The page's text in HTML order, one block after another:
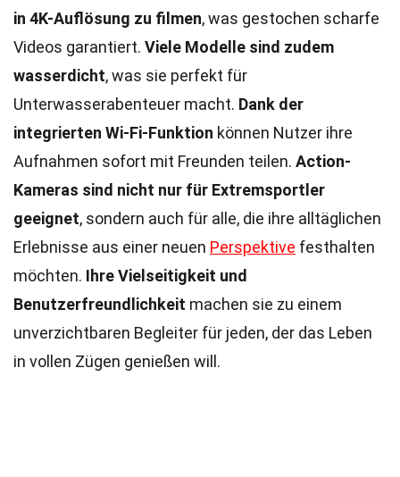
in 4K-Auflösung zu filmen, was gestochen scharfe
Videos garantiert. Viele Modelle sind zudem
wasserdicht, was sie perfekt für
Unterwasserabenteuer macht. Dank der
integrierten Wi-Fi-Funktion können Nutzer ihre
Aufnahmen sofort mit Freunden teilen. Action-
Kameras sind nicht nur für Extremsportler
geeignet, sondern auch für alle, die ihre alltäglichen
Erlebnisse aus einer neuen Perspektive festhalten
möchten. Ihre Vielseitigkeit und
Benutzerfreundlichkeit machen sie zu einem
unverzichtbaren Begleiter für jeden, der das Leben
in vollen Zügen genießen will.